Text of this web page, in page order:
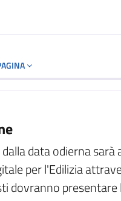
data odierna sarà
per l'Edilizia
dovranno presentare